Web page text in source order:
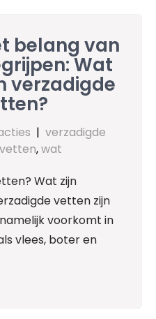
belang van
Wat
verzadigde
| verzadigde
vetten,wat
Wat zijn
vetten zijn
voorkomt in
vlees, boter en